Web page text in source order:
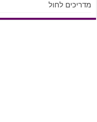
מדריכים לחול